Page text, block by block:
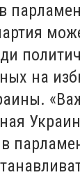
на